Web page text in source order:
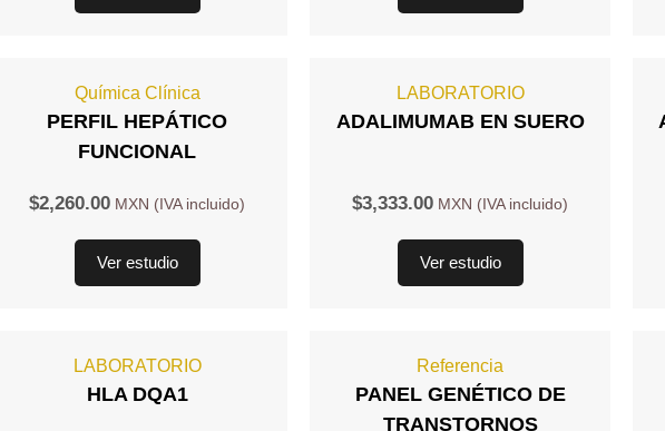
Química Clínica
PERFIL HEPÁTICO
FUNCIONAL
$2,260.00
Ver estudio
LABORATORIO
ADALIMUMAB EN SUERO
$3,333.00
Ver estudio
LABORATORIO
HLA DQA1
Referencia
PANEL GENÉTICO DE
TRANSTORNOS